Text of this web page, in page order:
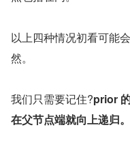
以上四种情况初看可能
然。
我们只需要记住?prior
在父节点端就向上递归。